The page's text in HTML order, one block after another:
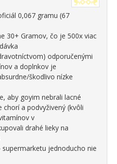
0,067 gramu (67
30+ Gramov, čo je 500x viac
odporučenými
a doplnkov je
škodlivo nízke
aby goyim nebrali lacné
a podvyživený (kvôli
v
drahé lieky na
jednoducho nie